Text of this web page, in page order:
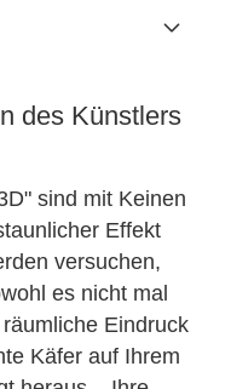
des Künstlers
sind mit Keinen
Effekt
versuchen,
es nicht mal
Eindruck
Käfer auf Ihrem